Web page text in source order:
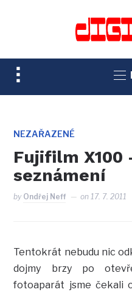
TOGGLE
SIDEBAR
NAVIGATION
NEZAŘAZENÉ
Fujifilm X100
seznámení
by Ondřej Neff on17. 7. 2011
Tentokrát nebudu nic
dojmy brzy po
fotoaparát jsme čekali